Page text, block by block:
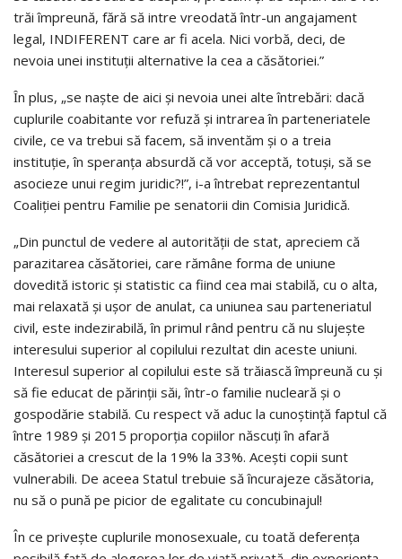
trăi împreună, fără să intre vreodată într-un angajament
legal, INDIFERENT care ar fi acela. Nici vorbă, deci, de
nevoia unei instituții alternative la cea a căsătoriei.”
Ȋn plus, „se naște de aici și nevoia unei alte întrebări: dacă
cuplurile coabitante vor refuză și intrarea în parteneriatele
civile, ce va trebui să facem, să inventăm și o a treia
instituție, în speranța absurdă că vor acceptă, totuși, să se
asocieze unui regim juridic?!”, i-a întrebat reprezentantul
Coaliției pentru Familie pe senatorii din Comisia Juridică.
„Din punctul de vedere al autorității de stat, apreciem că
parazitarea căsătoriei, care rămâne forma de uniune
dovedită istoric și statistic ca fiind cea mai stabilă, cu o alta,
mai relaxată și ușor de anulat, ca uniunea sau parteneriatul
civil, este indezirabilă, în primul rând pentru că nu slujește
interesului superior al copilului rezultat din aceste uniuni.
Interesul superior al copilului este să trăiască împreună cu și
să fie educat de părinții săi, într-o familie nucleară și o
gospodărie stabilă. Cu respect vă aduc la cunoștință faptul că
între 1989 și 2015 proporția copiilor născuți în afară
căsătoriei a crescut de la 19% la 33%. Acești copii sunt
vulnerabili. De aceea Statul trebuie să încurajeze căsătoria,
nu să o pună pe picior de egalitate cu concubinajul!
În ce privește cuplurile monosexuale, cu toată deferența